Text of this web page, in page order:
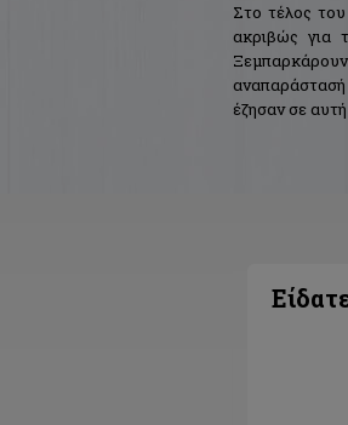
Στο τέλος
ακριβώς για
έζησαν σε